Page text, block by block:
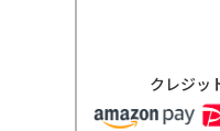
クレジッ